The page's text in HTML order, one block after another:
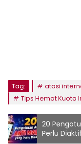
Tag: atasi
Tips Hemat Kuota
20
Perlu